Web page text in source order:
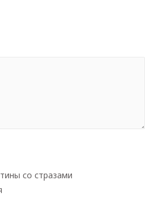
со стразами